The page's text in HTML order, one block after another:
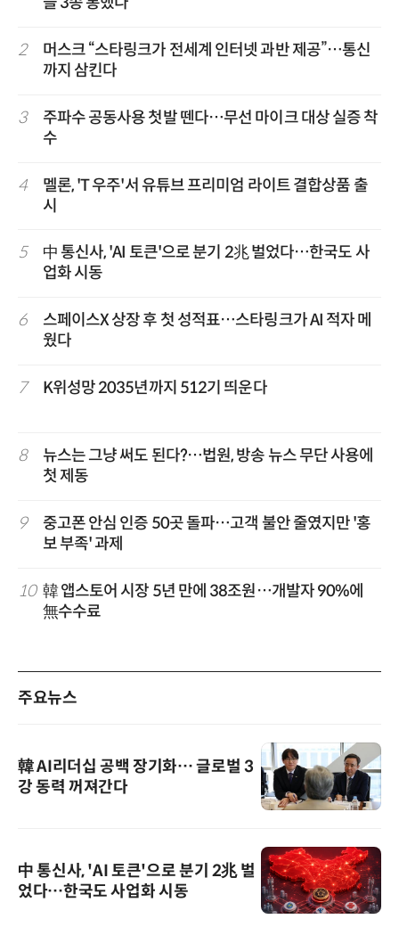
2
머스크 “스타링크가 전세계 인터넷 과반 제공”…통신
까지 삼킨다
3
주파수 공동사용 첫발 뗀다…무선 마이크 대상 실증 착
수
4
멜론, 'T 우주'서 유튜브 프리미엄 라이트 결합상품 출
시
5
中 통신사, 'AI 토큰'으로 분기 2兆 벌었다…한국도 사
업화 시동
6
스페이스X 상장 후 첫 성적표…스타링크가 AI 적자 메
웠다
7 K위성망 2035년까지 512기 띄운다
8
뉴스는 그냥 써도 된다?…법원, 방송 뉴스 무단 사용에
첫 제동
9
중고폰 안심 인증 50곳 돌파…고객 불안 줄였지만 '홍
보 부족' 과제
10 韓 앱스토어 시장 5년 만에 38조원…개발자 90%에
無수수료
주요뉴스
韓 AI리더십 공백 장기화… 글로벌 3
강 동력 꺼져간다
中 통신사, 'AI 토큰'으로 분기 2兆 벌
었다…한국도 사업화 시동